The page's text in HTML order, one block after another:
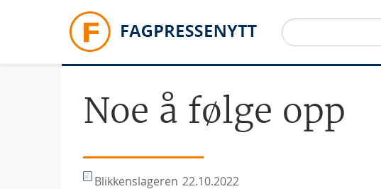
Noe å følge opp
Blikkenslageren 22.10.2022